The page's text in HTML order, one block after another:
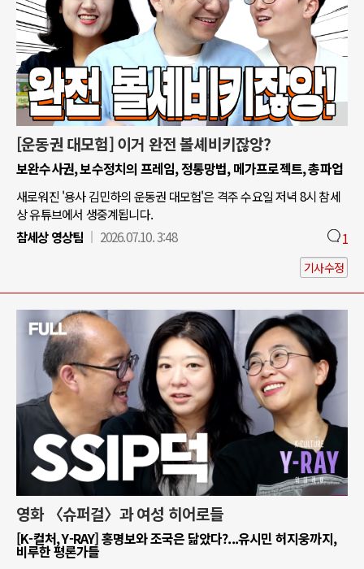
[운동권 대모험] 이거 완전 볼셰비키잖앙?
보완수사권, 보수정치의 프레임, 정통망법, 메가프로젝트, 총파업
새로워진 '용사 김민하의 운동권 대모험'은 격주 수요일 저녁 8시 참세
상 유튜브에서 생중계됩니다.
참세상 영상팀
2026.07.10. 3:48 1
기사수정
영화 〈슈퍼걸〉과 여성 히어로들
[K-컬처, Y-RAY] 홍명보와 조국은 닮았다?...유시민 허지웅까지,
비루한 평론가들